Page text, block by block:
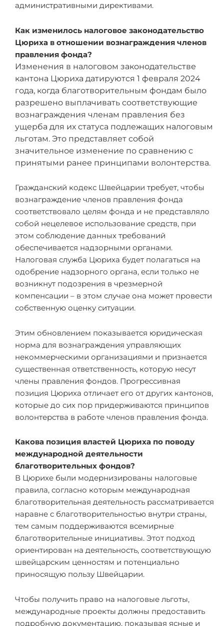
административными директивами.
Как изменилось налоговое законодательство
Цюриха в отношении вознаграждения членов
правления фонда?
Изменения в налоговом законодательстве
кантона Цюриха датируются 1 февраля 2024
года, когда благотворительным фондам было
разрешено выплачивать соответствующие
вознаграждения членам правления без
ущерба для их статуса подлежащих налоговым
льготам. Это представляет собой
значительное изменение по сравнению с
принятыми ранее принципами волонтерства.
Гражданский кодекс Швейцарии требует, чтобы
вознаграждение членов правления фонда
соответствовало целям фонда и не представляло
собой нецелевое использование средств, при
этом соблюдение данных требований
обеспечивается надзорными органами.
Налоговая служба Цюриха будет полагаться на
одобрение надзорного органа, если только не
возникнут подозрения в чрезмерной
компенсации – в этом случае она может провести
собственную оценку ситуации.
Этим обновлением показывается юридическая
норма для вознаграждения управляющих
некоммерческими организациями и признается
существенная ответственность, которую несут
члены правления фондов. Прогрессивная
позиция Цюриха отличает его от других кантонов,
которые до сих пор придерживаются принципов
волонтерства в работе членов правления фонда.
Какова позиция властей Цюриха по поводу
международной деятельности
благотворительных фондов?
В Цюрихе были модернизированы налоговые
правила, согласно которым международная
благотворительная деятельность рассматривается
наравне с благотворительностью внутри страны,
тем самым поддерживаются всемирные
благотворительные инициативы. Этот подход
ориентирован на деятельность, соответствующую
швейцарским ценностям и потенциально
приносящую пользу Швейцарии.
Чтобы получить право на налоговые льготы,
международные проекты должны предоставить
подробную документацию, показывая ясные и